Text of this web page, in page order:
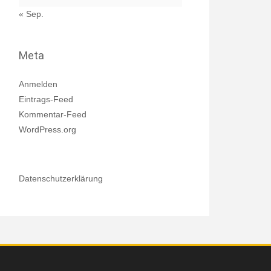
« Sep.
Meta
Anmelden
Eintrags-Feed
Kommentar-Feed
WordPress.org
Datenschutzerklärung